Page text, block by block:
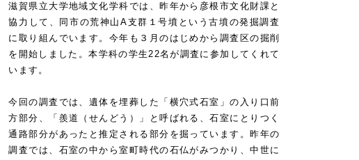
滋賀県立大学地域文化学科では、昨年から彦根市文化財課と
協力して、同市の荒神山A支群１号墳という古墳の発掘調査
に取り組んでいます。今年も３月のはじめから調査区の掘削
を開始しました。本学科の学生22名が調査に参加してくれて
います。
今回の調査では、遺体を埋葬した「横穴式石室」の入り口前
方部分、「羨道（せんどう）」と呼ばれる、石室にとりつく
通路部分があったと推定される部分を掘っています。昨年の
調査では、石室の中から室町時代の石仏がみつかり、中世に